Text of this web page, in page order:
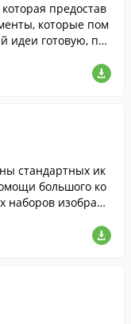
предостав
которые пом
идеи готовую, пол
стандартных ик
большого ко
наборов изображе